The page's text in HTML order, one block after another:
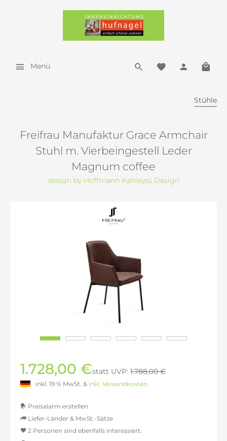
Menü
Stühle
Freifrau Manufaktur Grace Armchair
Stuhl m. Vierbeingestell Leder
Magnum coffee
design by Hoffmann Kahleyss Design
1.728,00 €statt UVP: 1.788,00 €
inkl. 19 % MwSt. & inkl. Versandkosten
Preisalarm erstellen
Liefer-Länder & MwSt.-Sätze
2 Personen sind ebenfalls interessiert.